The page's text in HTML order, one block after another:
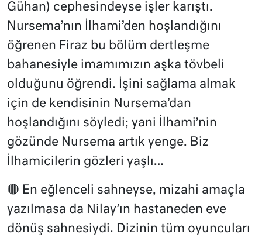
Gühan) cephesindeyse işler karıştı.
Nursema’nın İlhami’den hoşlandığını
öğrenen Firaz bu bölüm dertleşme
bahanesiyle imamımızın aşka tövbeli
olduğunu öğrendi. İşini sağlama almak
için de kendisinin Nursema’dan
hoşlandığını söyledi; yani İlhami’nin
gözünde Nursema artık yenge. Biz
İlhamicilerin gözleri yaşlı…
🔴 En eğlenceli sahneyse, mizahi amaçla
yazılmasa da Nilay’ın hastaneden eve
dönüş sahnesiydi. Dizinin tüm oyuncuları